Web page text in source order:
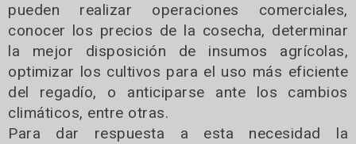
pueden realizar operaciones comerciales,
conocer los precios de la cosecha, determinar
la mejor disposición de insumos agrícolas,
optimizar los cultivos para el uso más eficiente
del regadío, o anticiparse ante los cambios
climáticos, entre otras.
Para dar respuesta a esta necesidad la